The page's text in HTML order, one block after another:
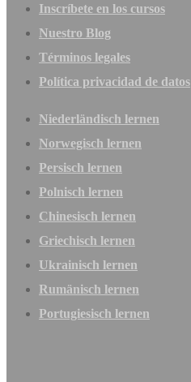
Inscríbete en los cursos
Nuestro Blog
Términos legales
Política privacidad de datos
Niederländisch lernen
Norwegisch lernen
Persisch lernen
Polnisch lernen
Chinesisch lernen
Griechisch lernen
Ukrainisch lernen
Rumänisch lernen
Portugiesisch lernen